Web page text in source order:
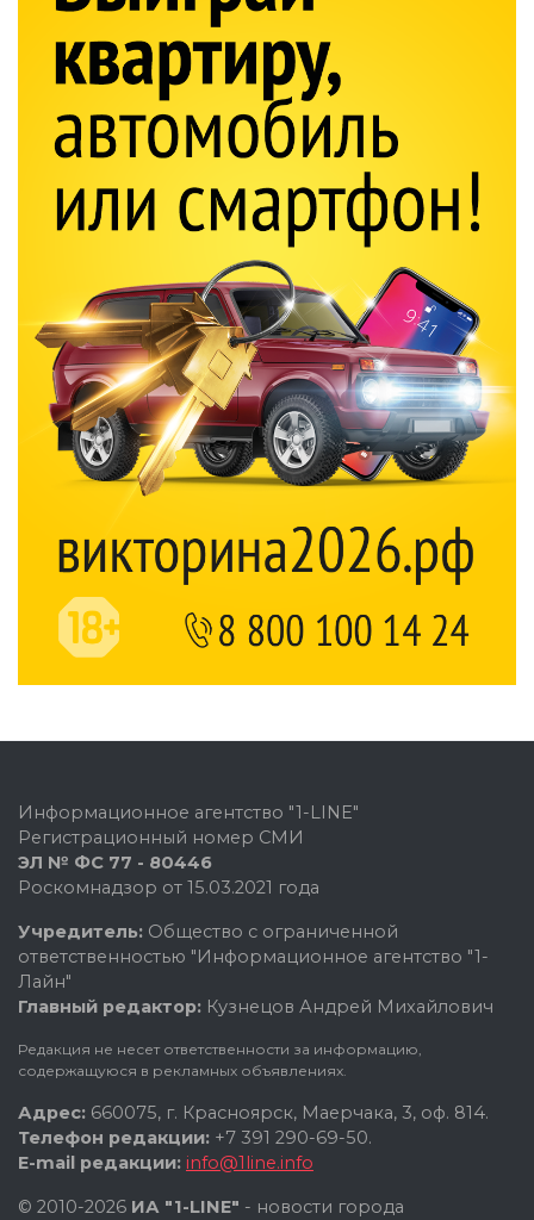
Информационное агентство "1-LINE"
Регистрационный номер СМИ
ЭЛ № ФС 77 - 80446
Роскомнадзор от 15.03.2021 года
Учредитель: Общество с ограниченной
ответственностью "Информационное агентство "1-
Лайн"
Главный редактор: Кузнецов Андрей Михайлович
Редакция не несет ответственности за информацию,
содержащуюся в рекламных объявлениях.
Адрес: 660075, г. Красноярск, Маерчака, 3, оф. 814.
Телефон редакции: +7 391 290-69-50.
E-mail редакции: info@1line.info
© 2010-2026 ИА "1-LINE" - новости города